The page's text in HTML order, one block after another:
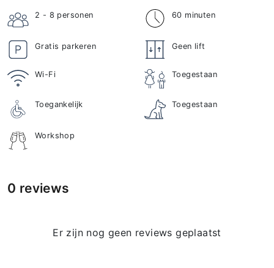
2 - 8 personen 60 minuten
Gratis parkeren Geen lift
Wi-Fi Toegestaan
Toegankelijk Toegestaan
Workshop
0 reviews
Er zijn nog geen reviews geplaatst